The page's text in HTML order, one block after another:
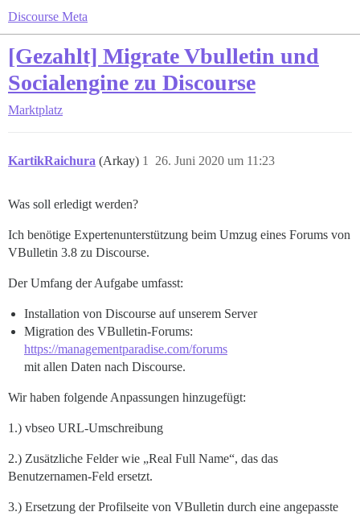
Discourse Meta
[Gezahlt] Migrate Vbulletin und
Socialengine zu Discourse
Marktplatz
KartikRaichura (Arkay) 26. Juni 2020 um 11:23
1
Was soll erledigt werden?
Ich benötige Expertenunterstützung beim Umzug eines Forums von
VBulletin 3.8 zu Discourse.
Der Umfang der Aufgabe umfasst:
Installation von Discourse auf unserem Server
Migration des VBulletin-Forums:
https://managementparadise.com/forums
mit allen Daten nach Discourse.
Wir haben folgende Anpassungen hinzugefügt:
1.) vbseo URL-Umschreibung
2.) Zusätzliche Felder wie „Real Full Name“, das das
Benutzernamen-Feld ersetzt.
3.) Ersetzung der Profilseite von VBulletin durch eine angepasste